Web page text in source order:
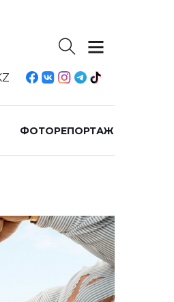
ФОТОРЕПОРТАЖ